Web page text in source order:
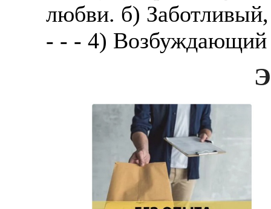
любви. б)
- - - 4)